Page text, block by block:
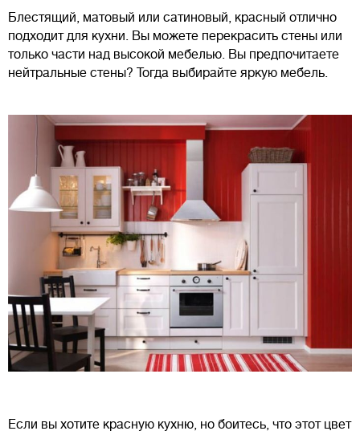
Блестящий, матовый или сатиновый, красный отлично
подходит для кухни. Вы можете перекрасить стены или
только части над высокой мебелью. Вы предпочитаете
нейтральные стены? Тогда выбирайте яркую мебель.
Если вы хотите красную кухню, но боитесь, что этот цвет